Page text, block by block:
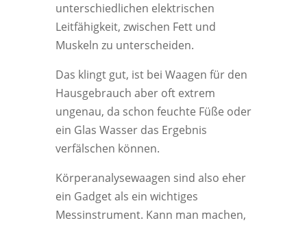
unterschiedlichen elektrischen
Leitfähigkeit, zwischen Fett und
Muskeln zu unterscheiden.
Das klingt gut, ist bei Waagen für den
Hausgebrauch aber oft extrem
ungenau, da schon feuchte Füße oder
ein Glas Wasser das Ergebnis
verfälschen können.
Körperanalysewaagen sind also eher
ein Gadget als ein wichtiges
Messinstrument. Kann man machen,